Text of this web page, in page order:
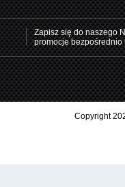
Zapisz się do naszego
promocje bezpośrednio
Copyright